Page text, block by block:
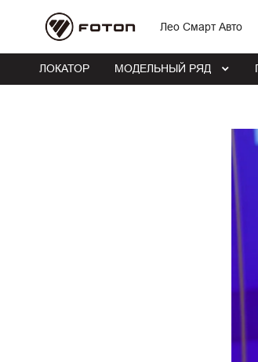
Лео Смарт Авто
ЛОКАТОР МОДЕЛЬНЫЙ РЯД